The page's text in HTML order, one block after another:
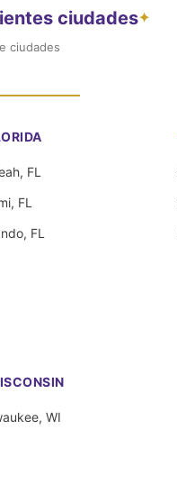
ciudades✦
ciudades
FL
FL
FL
WI